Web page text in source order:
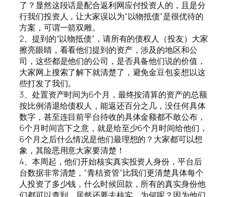
了？显然这段话是配合返利网应付投资人的，且是分
行我们投资人，让大家误以为“以物抵债”是很优待的
方案，可谓一箭双雕。
2、提到的“以物抵债”，请所有的债权人（投友）大家
擦亮眼睛，看看他们提到的资产，涉及的地区和公
司，这些都是他们的公司，是否具备他们说的价值，
大家网上搜索了解下就清楚了，避免金豆包妄想以这
些打发了我们。
3、处置资产时间为6个月，最终按清算的资产的总额
按比例清退给债权人，能返还百分之几，没任何具体
数字，甚至连目前平台待收的具体金额都不敢公布，
6个月时间言下之意，就是给至少6个月时间给他们，
6个月之后什么情况是他们最理想的？大家都可以想
象，其险恶用意大家要清楚！
4、本周起，他们开始核实真实投资人身份，平台后
台数据非常清楚，“青桔资管”比我们更清楚具体每个
人投资了多少钱，什么时候回款，所有的真实身份他